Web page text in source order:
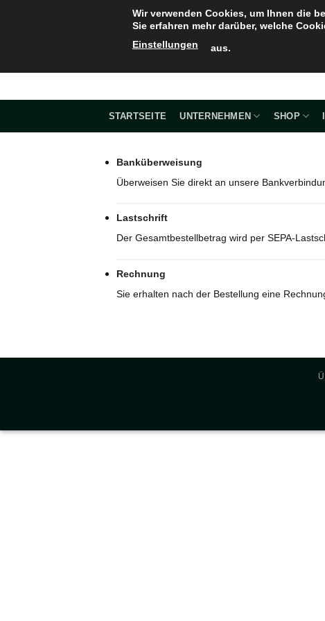
STARTSEITE UNTERNEHMEN SHOP
Banküberweisung
Überweisen Sie direkt an unsere
Lastschrift
Der Gesamtbestellbetrag wird per SEPA-
Rechnung
Sie erhalten nach der Bestellung eine
Wir verwenden Cookies, um Ihnen die
Sie erfahren mehr darüber, welche
Einstellungen
aus.